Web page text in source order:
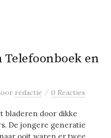
Telefoonboek en
redactie / 0 Reacties
bladeren door dikke
De jongere generatie